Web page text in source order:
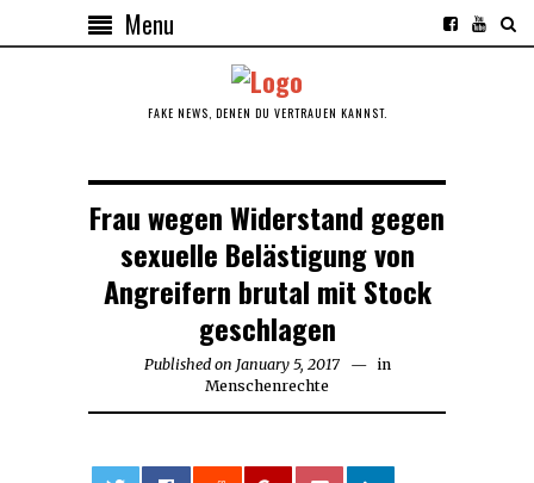
Menu
FAKE NEWS, DENEN DU VERTRAUEN KANNST.
Frau wegen Widerstand gegen
sexuelle Belästigung von
Angreifern brutal mit Stock
geschlagen
Published on January 5, 2017
in
Menschenrechte